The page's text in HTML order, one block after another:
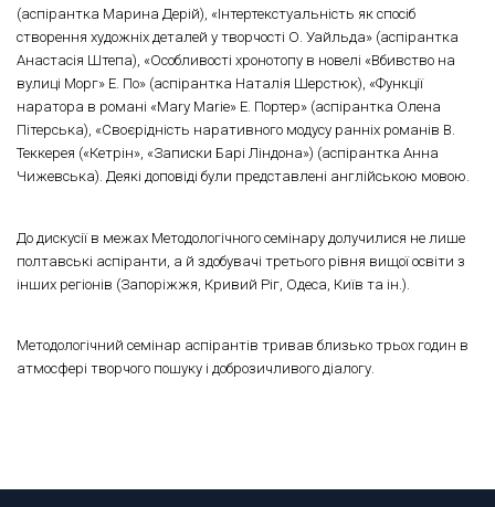
(аспірантка Марина Дерій), «Інтертекстуальність як спосіб
створення художніх деталей у творчості О. Уайльда» (аспірантка
Анастасія Штепа), «Особливості хронотопу в новелі «Вбивство на
вулиці Морг» Е. По» (аспірантка Наталія Шерстюк), «Функції
наратора в романі «Mary Marie» Е. Портер» (аспірантка Олена
Пітерська), «Своєрідність наративного модусу ранніх романів В.
Теккерея («Кетрін», «Записки Барі Ліндона») (аспірантка Анна
Чижевська). Деякі доповіді були представлені англійською мовою.
До дискусії в межах Методологічного семінару долучилися не лише
полтавські аспіранти, а й здобувачі третього рівня вищої освіти з
інших регіонів (Запоріжжя, Кривий Ріг, Одеса, Київ та ін.).
Методологічний семінар аспірантів тривав близько трьох годин в
атмосфері творчого пошуку і доброзичливого діалогу.